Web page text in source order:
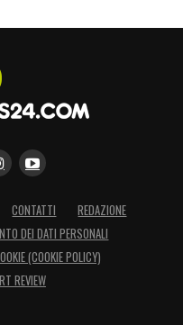
CONTATTI
REDAZIONE
DEI DATI PERSONALI
(COOKIE POLICY)
REVIEW